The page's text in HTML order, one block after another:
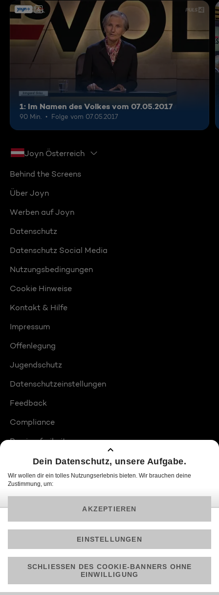
6
1: Im Namen des Volkes vom 07.05.2017
90 Min. Folge vom 07.05.2017
Joyn Österreich
Behind the Screens
Über Joyn
Werben auf Joyn
Datenschutz
Datenschutz Social Media
Nutzungsbedingungen
Cookie Hinweise
Kontakt & Hilfe
Impressum
Offenlegung
Jugendschutz
Datenschutzeinstellungen
Feedback
Compliance
Barrierefreiheit
Produktplatzierungen